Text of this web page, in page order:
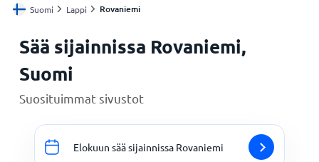
KotiSuomi Lappi Rovaniemi
Sää sijainnissa Rovaniemi,
Suomi
Suosituimmat sivustot
Elokuun sää sijainnissa Rovaniemi